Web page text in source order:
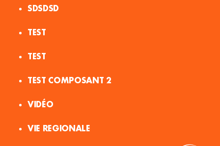
SDSDSD
TEST
TEST
TEST COMPOSANT 2
VIDÉO
VIE REGIONALE